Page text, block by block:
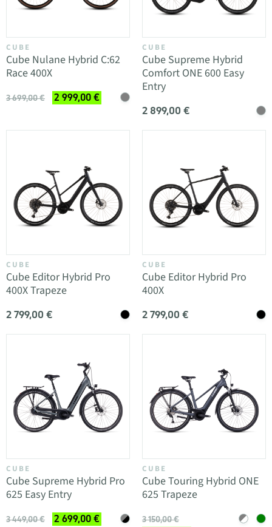
CUBE
Cube Nulane Hybrid C:62
Race 400X
3 699,00 € 2 999,00 €
CUBE
Cube Supreme Hybrid
Comfort ONE 600 Easy
Entry
2 899,00 €
CUBE
Cube Editor Hybrid Pro
400X Trapeze
2 799,00 €
CUBE
Cube Editor Hybrid Pro
400X
2 799,00 €
CUBE
Cube Supreme Hybrid Pro
625 Easy Entry
3 449,00 € 2 699,00 €
CUBE
Cube Touring Hybrid ONE
625 Trapeze
3 150,00 €